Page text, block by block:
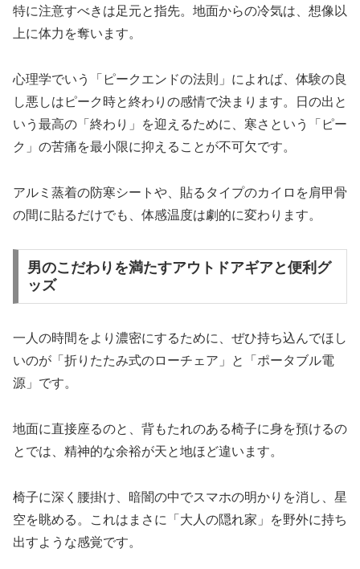
特に注意すべきは足元と指先。地面からの冷気は、想像以
上に体力を奪います。
心理学でいう「ピークエンドの法則」によれば、体験の良
し悪しはピーク時と終わりの感情で決まります。日の出と
いう最高の「終わり」を迎えるために、寒さという「ピー
ク」の苦痛を最小限に抑えることが不可欠です。
アルミ蒸着の防寒シートや、貼るタイプのカイロを肩甲骨
の間に貼るだけでも、体感温度は劇的に変わります。
男のこだわりを満たすアウトドアギアと便利グ
ッズ
一人の時間をより濃密にするために、ぜひ持ち込んでほし
いのが「折りたたみ式のローチェア」と「ポータブル電
源」です。
地面に直接座るのと、背もたれのある椅子に身を預けるの
とでは、精神的な余裕が天と地ほど違います。
椅子に深く腰掛け、暗闇の中でスマホの明かりを消し、星
空を眺める。これはまさに「大人の隠れ家」を野外に持ち
出すような感覚です。